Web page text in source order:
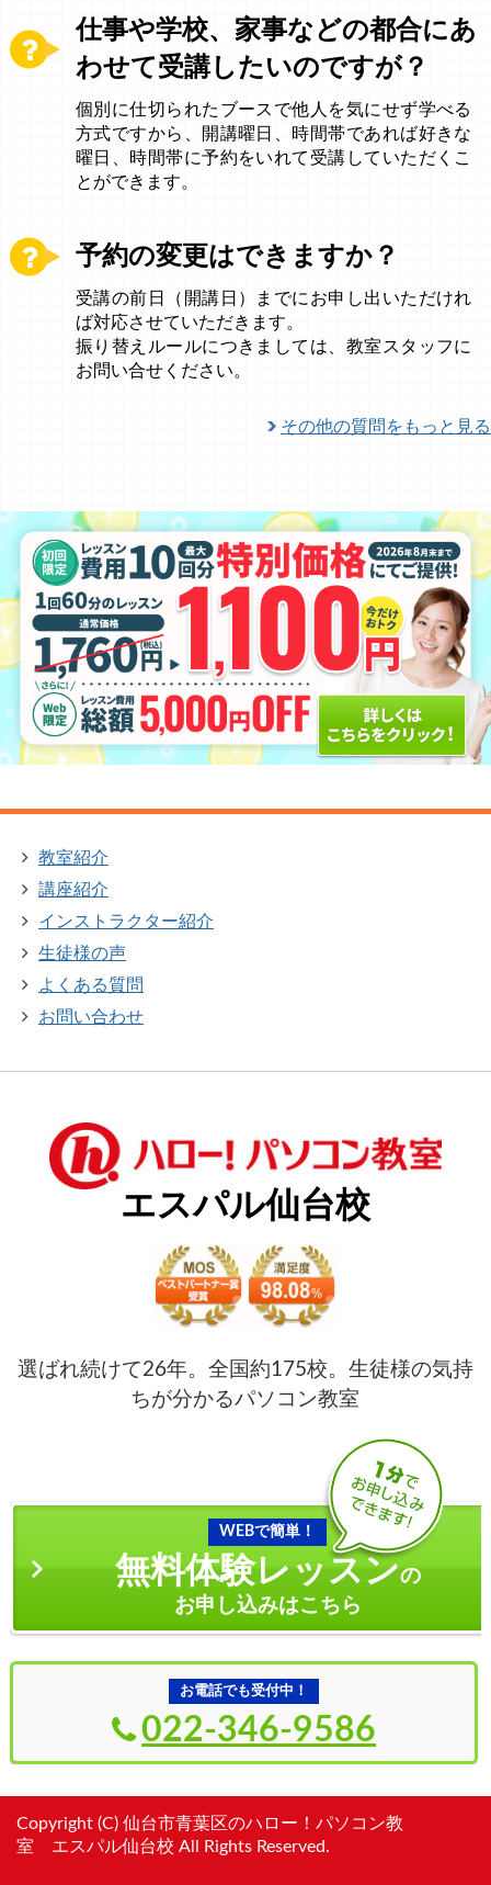
仕事や学校、家事などの都合にあ
わせて受講したいのですが？
個別に仕切られたブースで他人を気にせず学べる
方式ですから、開講曜日、時間帯であれば好きな
曜日、時間帯に予約をいれて受講していただくこ
とができます。
予約の変更はできますか？
受講の前日（開講日）までにお申し出いただけれ
ば対応させていただきます。
振り替えルールにつきましては、教室スタッフに
お問い合せください。
その他の質問をもっと見る
教室紹介
講座紹介
インストラクター紹介
生徒様の声
よくある質問
お問い合わせ
エスパル仙台校
選ばれ続けて26年。全国約175校。生徒様の気持
ちが分かるパソコン教室
WEBで簡単！
無料体験レッスンの
お申し込みはこちら
お電話でも受付中！
022-346-9586
Copyright (C) 仙台市青葉区のハロー！パソコン教
室 エスパル仙台校 All Rights Reserved.